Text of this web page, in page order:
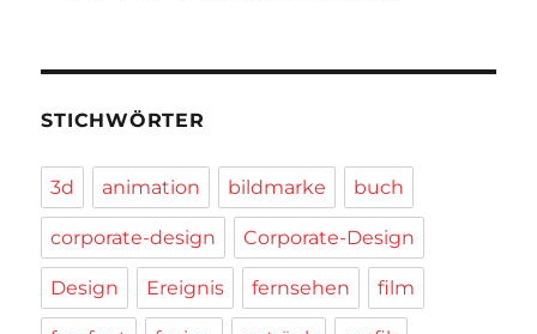
STICHWÖRTER
3d animation bildmarke buch
corporate-design Corporate-Design
Design Ereignis fernsehen film